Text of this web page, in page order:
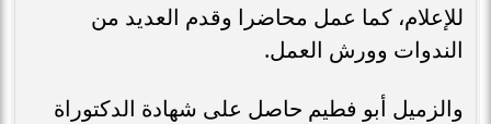
للإعلام، كما عمل محاضرا وقدم العديد من
الندوات وورش العمل.
والزميل أبو فطيم حاصل على شهادة الدكتوراة